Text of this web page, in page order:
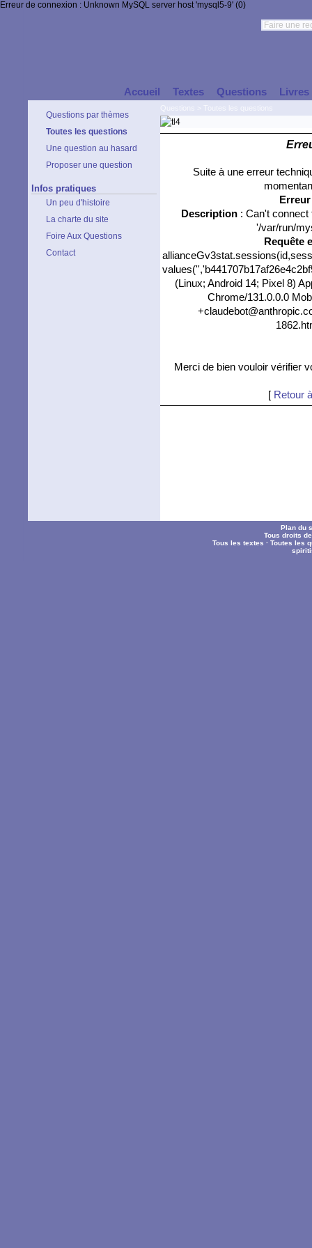
Erreur de connexion : Unknown MySQL server host 'mysql5-9' (0)
Accueil Textes Questions Livres
Questions par thèmes
Toutes les questions
Une question au hasard
Proposer une question
Infos pratiques
Un peu d'histoire
La charte du site
Foire Aux Questions
Contact
Suite à une erreur
Description: Can't connect
'/var/run/
Requête
(Linux; Android 14; Pixel 8)
Chrome/131.0.0.0
Merci de bien vouloir vérifier
[ Retour
Plan du
Tous droits
Tous les textes ·Toutes les